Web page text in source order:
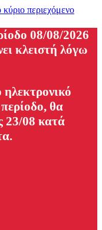
περιεχόμενο
08/08/2026
κλειστή λόγω
ηλεκτρονικό
θα
23/08 κατά